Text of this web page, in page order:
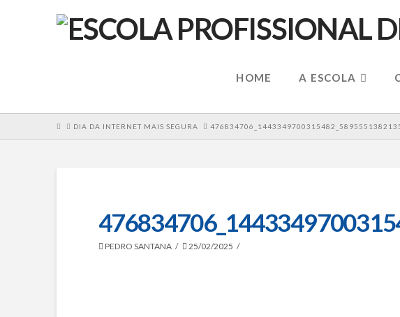
HOME A ESCOLA
HOMEDIA DA INTERNET MAIS SEGURA
PEDRO SANTANA 25/02/2025